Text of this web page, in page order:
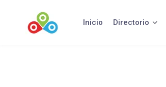
contenido
Inicio Directorio